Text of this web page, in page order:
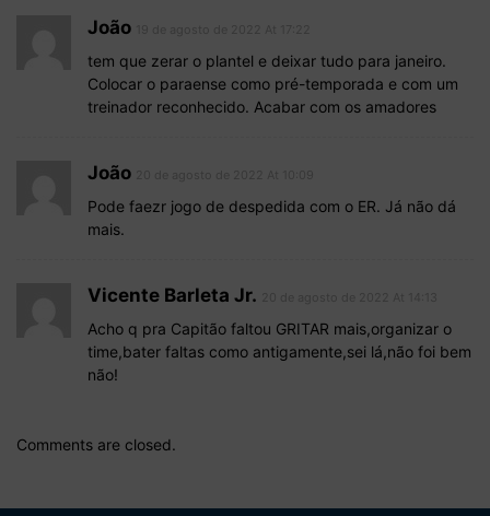
João
tem que zerar o plantel e deixar tudo para janeiro.
Colocar o paraense como pré-temporada e com um
treinador reconhecido. Acabar com os amadores
João
Pode faezr jogo de despedida com o ER. Já não dá
mais.
Vicente Barleta Jr.
Acho q pra Capitão faltou GRITAR mais,organizar o
time,bater faltas como antigamente,sei lá,não foi bem
não!
Comments are closed.